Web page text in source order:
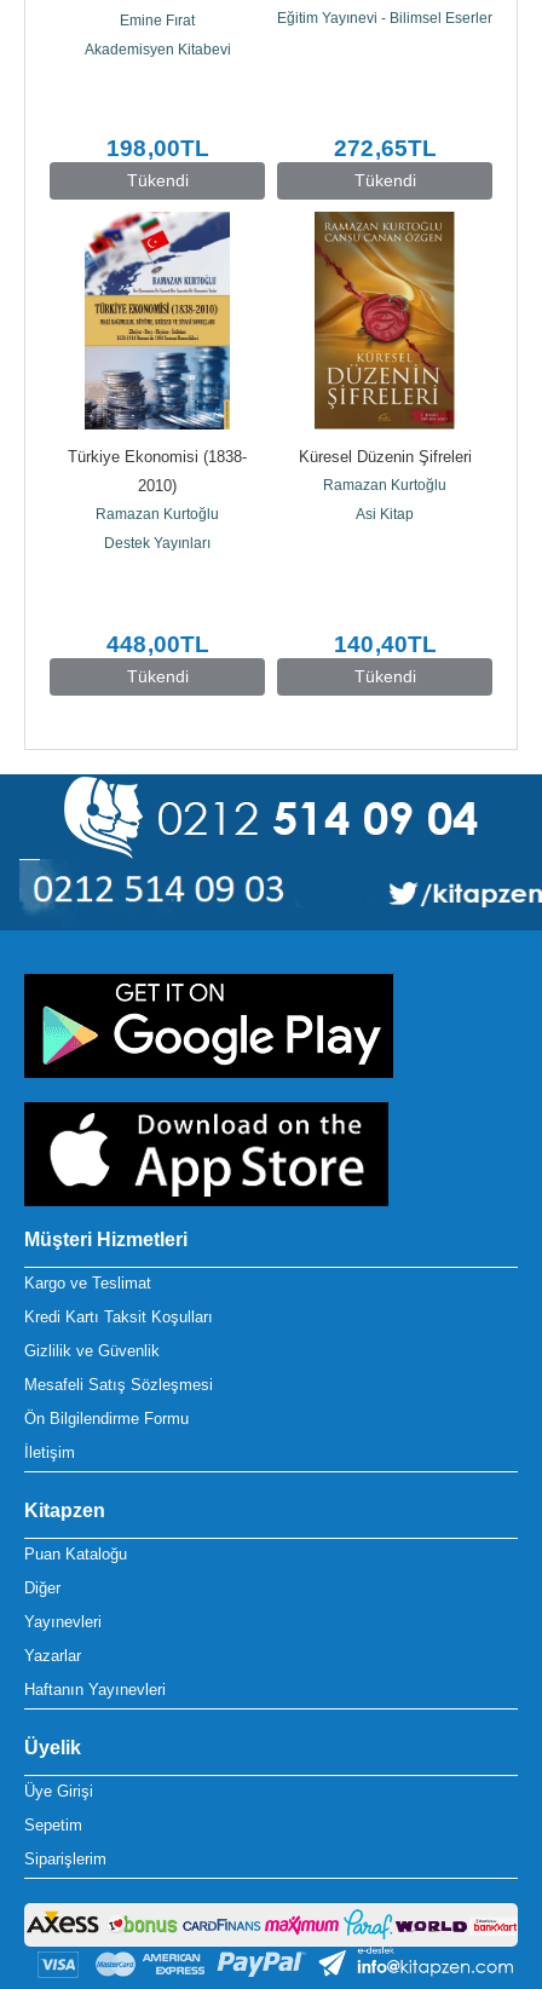
Tükendi
Güvenlik: Türkiye...
Emine Fırat
Akademisyen Kitabevi
198,00TL
Tükendi
Eğitim Yayınevi - Bilimsel Eserler
272,65TL
Tükendi
Türkiye Ekonomisi (1838-
2010)
Ramazan Kurtoğlu
Destek Yayınları
448,00TL
Tükendi
Küresel Düzenin Şifreleri
Ramazan Kurtoğlu
Asi Kitap
140,40TL
Müşteri Hizmetleri
Kargo ve Teslimat
Kredi Kartı Taksit Koşulları
Gizlilik ve Güvenlik
Mesafeli Satış Sözleşmesi
Ön Bilgilendirme Formu
İletişim
Kitapzen
Puan Kataloğu
Diğer
Yayınevleri
Yazarlar
Haftanın Yayınevleri
Üyelik
Üye Girişi
Sepetim
Siparişlerim